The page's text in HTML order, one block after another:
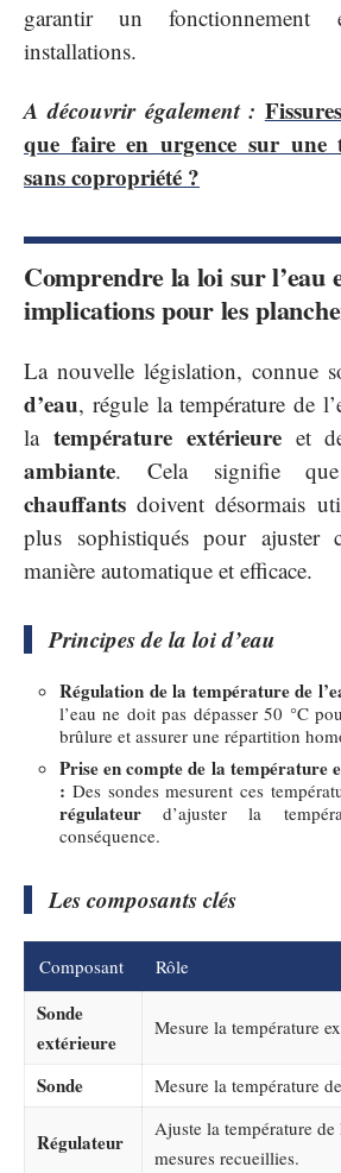
garantir un fonctionnement
installations.
A découvrir également :
que faire en urgence sur une
sans copropriété ?
Comprendre la loi sur l’eau
implications pour les
La nouvelle législation, connue
d’eau, régule la température de
la température extérieureet
ambiante. Cela signifie
chauffants doivent désormais
plus sophistiqués pour ajuster
manière automatique et efficace.
Principes de la loi d’eau
Régulation de la température de
l’eau ne doit pas dépasser 50 °C
brûlure et assurer une répartition
Prise en compte de la température
: Des sondes mesurent ces
régulateur d’ajuster la
conséquence.
Les composants clés
Composant Rôle
Sonde
extérieure
Mesure la température
Sonde Mesure la température
Régulateur
Ajuste la température
mesures recueillies.